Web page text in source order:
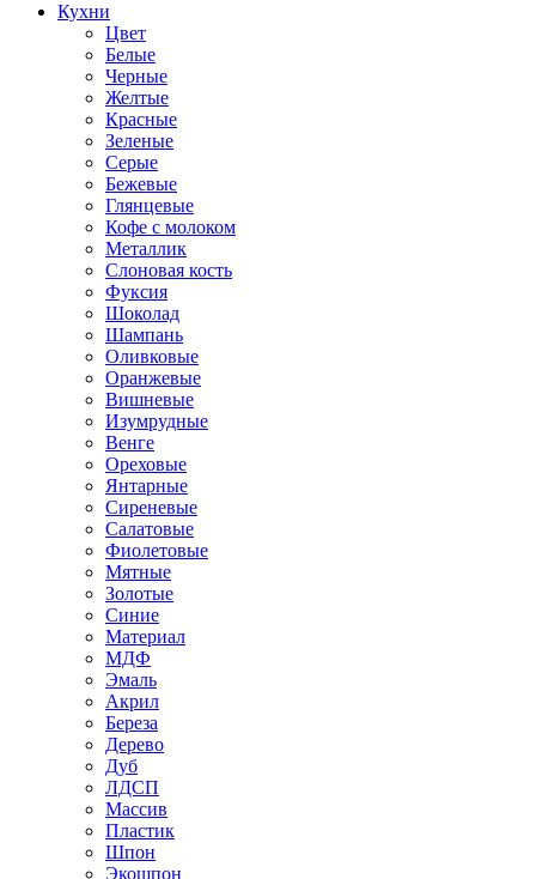
Кухни
Цвет
Белые
Черные
Желтые
Красные
Зеленые
Серые
Бежевые
Глянцевые
Кофе с молоком
Металлик
Слоновая кость
Фуксия
Шоколад
Шампань
Оливковые
Оранжевые
Вишневые
Изумрудные
Венге
Ореховые
Янтарные
Сиреневые
Салатовые
Фиолетовые
Мятные
Золотые
Синие
Материал
МДФ
Эмаль
Акрил
Береза
Дерево
Дуб
ЛДСП
Массив
Пластик
Шпон
Экошпон